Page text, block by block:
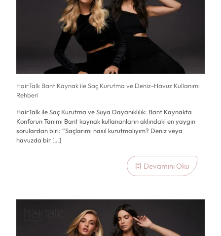
HairTalk Bant Kaynak ile Saç Kurutma ve Deniz-Havuz Kullanımı
Rehberi
HairTalk ile Saç Kurutma ve Suya Dayanıklılık: Bant Kaynakta
Konforun Tanımı Bant kaynak kullananların aklındaki en yaygın
sorulardan biri: “Saçlarımı nasıl kurutmalıyım? Deniz veya
havuzda bir […]
Devamını Oku